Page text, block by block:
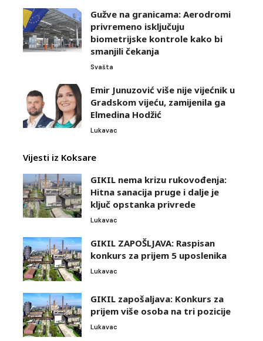
Gužve na granicama: Aerodromi
privremeno isključuju
biometrijske kontrole kako bi
smanjili čekanja
Svašta
Emir Junuzović više nije vijećnik u
Gradskom vijeću, zamijenila ga
Elmedina Hodžić
Lukavac
Vijesti iz Koksare
GIKIL nema krizu rukovođenja:
Hitna sanacija pruge i dalje je
ključ opstanka privrede
Lukavac
GIKIL ZAPOŠLJAVA: Raspisan
konkurs za prijem 5 uposlenika
Lukavac
GIKIL zapošaljava: Konkurs za
prijem više osoba na tri pozicije
Lukavac